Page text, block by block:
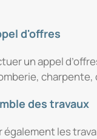
d'offres
un appel
des travaux
également les